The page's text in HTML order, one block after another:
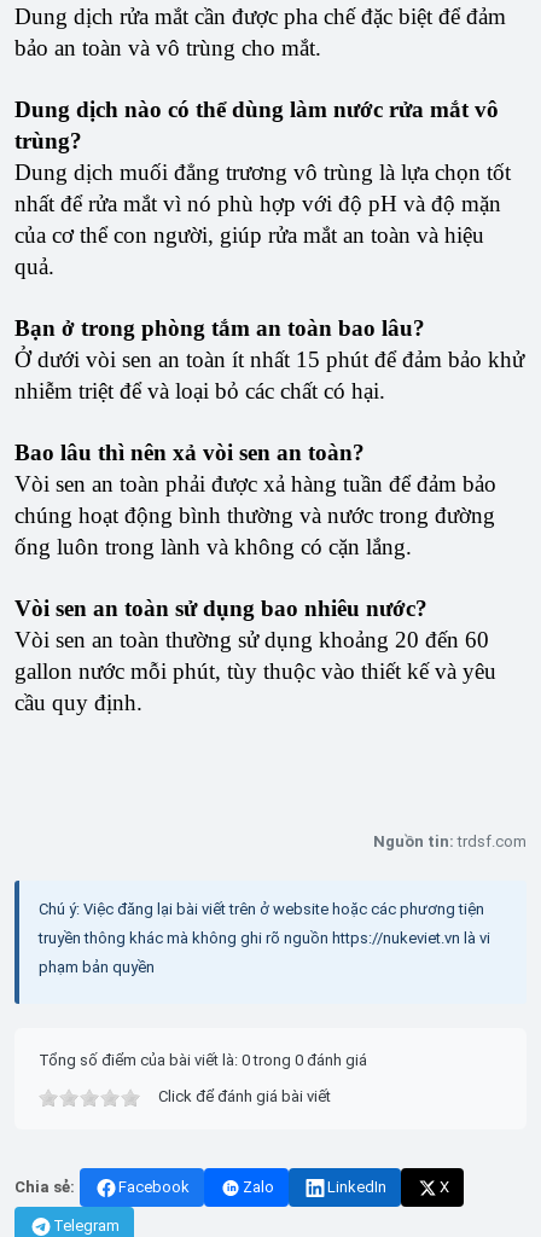
Dung dịch rửa mắt cần được pha chế đặc biệt để đảm
bảo an toàn và vô trùng cho mắt.
Dung dịch nào có thể dùng làm nước rửa mắt vô
trùng?
Dung dịch muối đẳng trương vô trùng là lựa chọn tốt
nhất để rửa mắt vì nó phù hợp với độ pH và độ mặn
của cơ thể con người, giúp rửa mắt an toàn và hiệu
quả.
Bạn ở trong phòng tắm an toàn bao lâu?
Ở dưới vòi sen an toàn ít nhất 15 phút để đảm bảo khử
nhiễm triệt để và loại bỏ các chất có hại.
Bao lâu thì nên xả vòi sen an toàn?
Vòi sen an toàn phải được xả hàng tuần để đảm bảo
chúng hoạt động bình thường và nước trong đường
ống luôn trong lành và không có cặn lắng.
Vòi sen an toàn sử dụng bao nhiêu nước?
Vòi sen an toàn thường sử dụng khoảng 20 đến 60
gallon nước mỗi phút, tùy thuộc vào thiết kế và yêu
cầu quy định.
Nguồn tin: trdsf.com
Chú ý: Việc đăng lại bài viết trên ở website hoặc các phương tiện
truyền thông khác mà không ghi rõ nguồn https://nukeviet.vn là vi
phạm bản quyền
Tổng số điểm của bài viết là: 0 trong 0 đánh giá
Click để đánh giá bài viết
Chia sẻ: Facebook Zalo LinkedIn X
Telegram